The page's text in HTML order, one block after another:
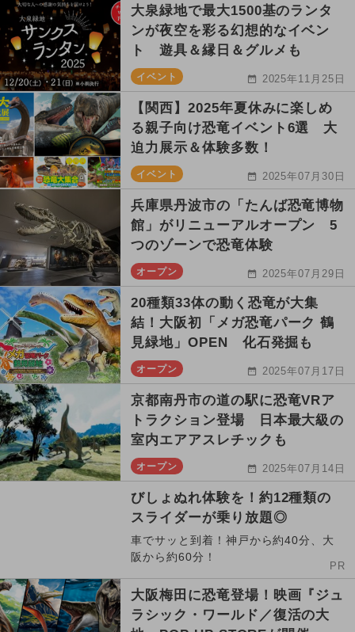
大泉緑地で最大1500基のランタ
ンが夜空を彩る幻想的なイベン
ト 遊具＆縁日＆グルメも
イベント 2025年11月25日
【関西】2025年夏休みに楽しめ
る親子向け恐竜イベント6選 大
迫力展示＆体験多数！
イベント 2025年07月30日
兵庫県丹波市の「たんば恐竜博物
館」がリニューアルオープン 5
つのゾーンで恐竜体験
オープン 2025年07月29日
20種類33体の動く恐竜が大集
結！大阪初「メガ恐竜パーク 鶴
見緑地」OPEN 化石発掘も
オープン 2025年07月17日
京都南丹市の道の駅に恐竜VRア
トラクション登場 日本最大級の
室内エアアスレチックも
オープン 2025年07月14日
びしょぬれ体験を！約12種類の
スライダーが乗り放題◎
車でサッと到着！神戸から約40分、大
阪から約60分！
PR
大阪梅田に恐竜登場！映画『ジュ
ラシック・ワールド／復活の大